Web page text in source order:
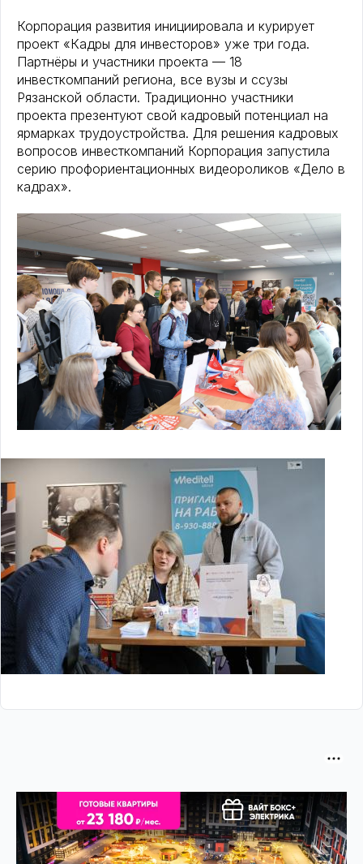
Корпорация развития инициировала и курирует
проект «Кадры для инвесторов» уже три года.
Партнёры и участники проекта — 18
инвесткомпаний региона, все вузы и ссузы
Рязанской области. Традиционно участники
проекта презентуют свой кадровый потенциал на
ярмарках трудоустройства. Для решения кадровых
вопросов инвесткомпаний Корпорация запустила
серию профориентационных видеороликов «Дело в
кадрах».